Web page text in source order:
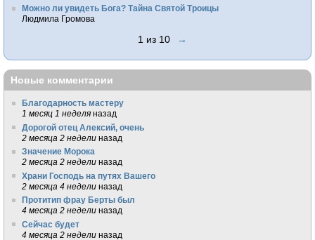
Можно ли увидеть Бога? Тайна Святой Троицы
Людмила Громова
1 из 10 →
Новые комментарии
Благодарность мастеру
1 месяц 1 неделя назад
Дорогой отец Алексий, очень
2 месяца 2 недели назад
Значение Морока
2 месяца 2 недели назад
Храни Господь на путях Вашего
2 месяца 4 недели назад
Протитип фрау Берты был
4 месяца 2 недели назад
Сейчас будет
4 месяца 2 недели назад